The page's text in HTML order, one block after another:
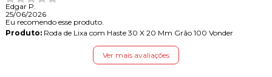
Edgar P.
25/06/2026
Eu recomendo esse produto.
Produto:Roda de Lixa com Haste 30 X 20 Mm Grão 100 Vonder
Ver mais avaliações